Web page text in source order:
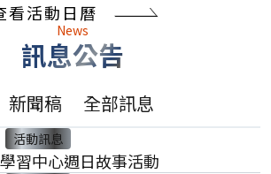
看活動日曆
News
訊息公告
新聞稿 全部訊息
活動訊息
習中心週日故事活動